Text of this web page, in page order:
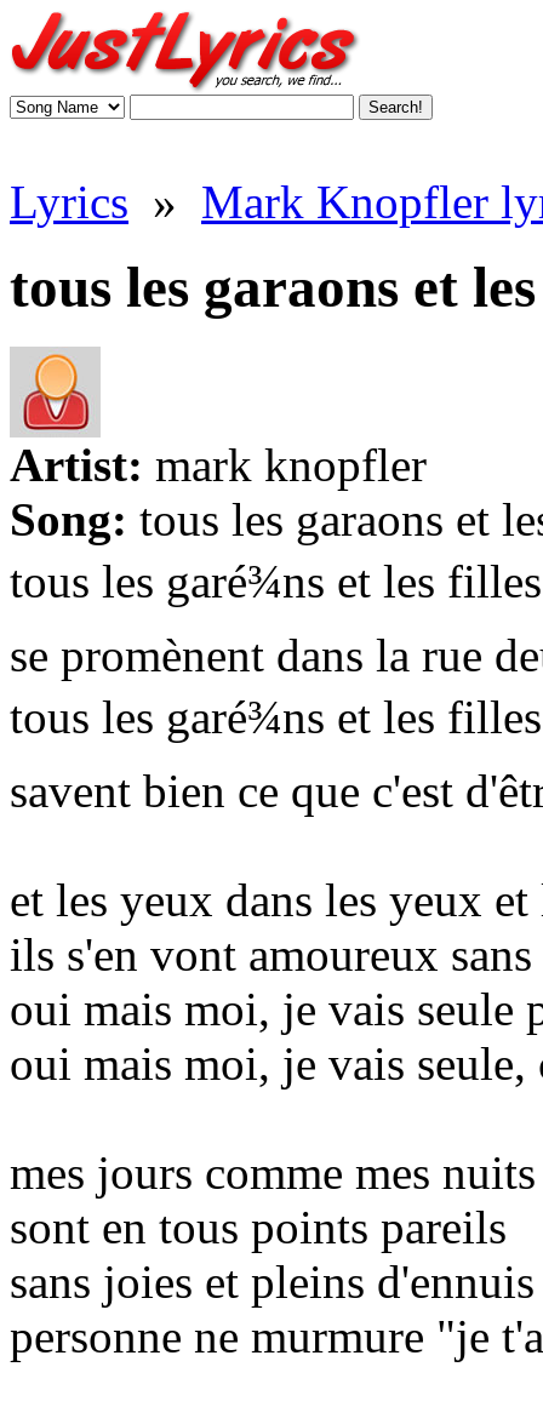
Lyrics » Mark Knopfler
tous les garaons et
Artist: mark knopfler
Song: tous les garaons et
tous les garé¾ns et les filles
se promènent dans la rue
tous les garé¾ns et les filles
savent bien ce que c'est
et les yeux dans les yeux
ils s'en vont amoureux
oui mais moi, je vais seule
oui mais moi, je vais seule,
mes jours comme mes nuits
sont en tous points pareils
sans joies et pleins d'ennuis
personne ne murmure "je